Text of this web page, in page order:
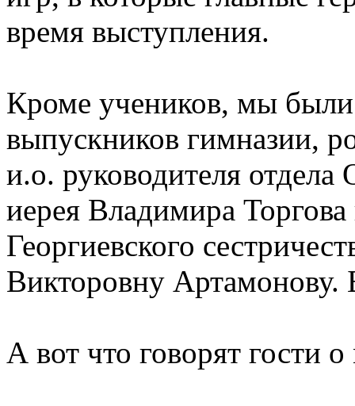
время выступления.
Кроме учеников, мы были
выпускников гимназии,
и.о. руководителя
иерея Владимира
Георгиевского
Викторовну Артамонову.
А вот что говорят гости